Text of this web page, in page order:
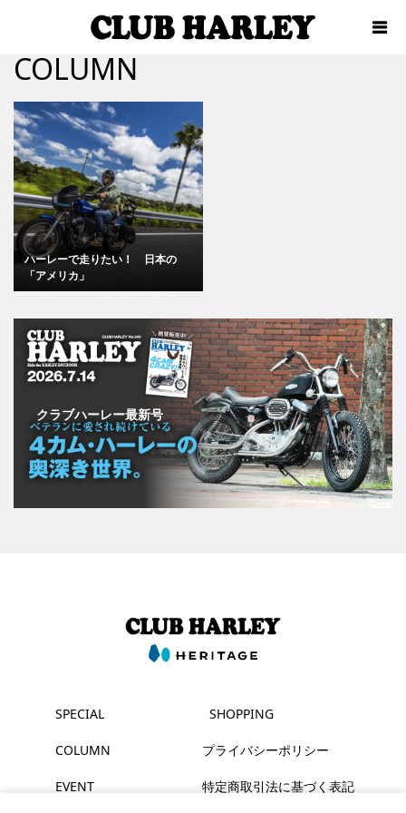
COLUMN
ハーレーで走りたい！ 日本の
「アメリカ」
クラブハーレー最新号
SPECIAL
COLUMN
EVENT
SHOPPING
プライバシーポリシー
特定商取引法に基づく表記